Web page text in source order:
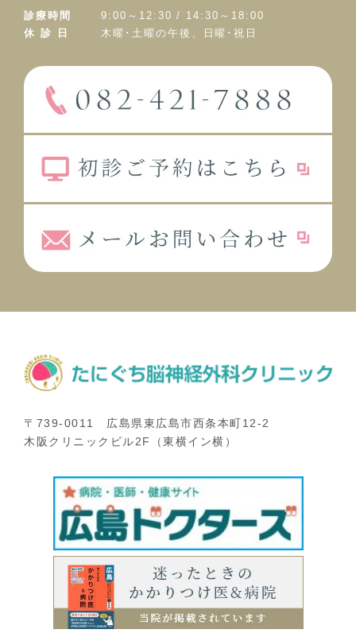
診療時間
休 診 日
9:00～12:30 / 14:30～18:00
木曜･土曜の午後、日曜･祝日
〒739-0011 広島県東広島市西条本町12-2
木阪クリニックビル2F（東横イン横）